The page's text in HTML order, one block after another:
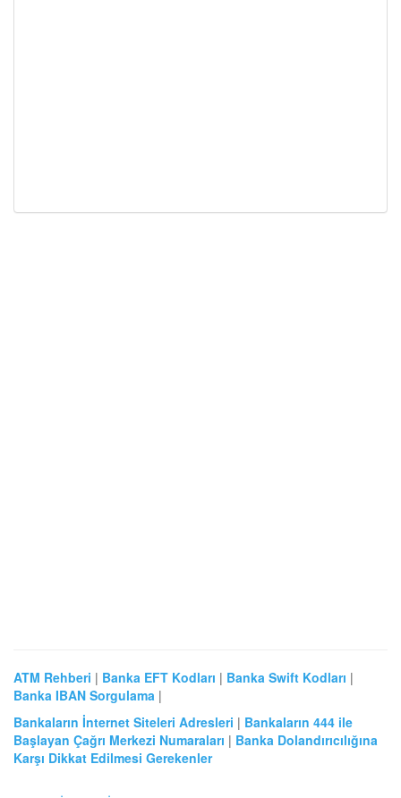
ATM Rehberi | Banka EFT Kodları | Banka Swift Kodları |
Banka IBAN Sorgulama |
Bankaların İnternet Siteleri Adresleri | Bankaların 444 ile
Başlayan Çağrı Merkezi Numaraları | Banka Dolandırıcılığına
Karşı Dikkat Edilmesi Gerekenler